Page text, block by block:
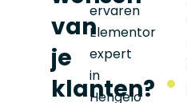
van
je
klanten?
ervaren
Elementor
expert
in
Hengelo